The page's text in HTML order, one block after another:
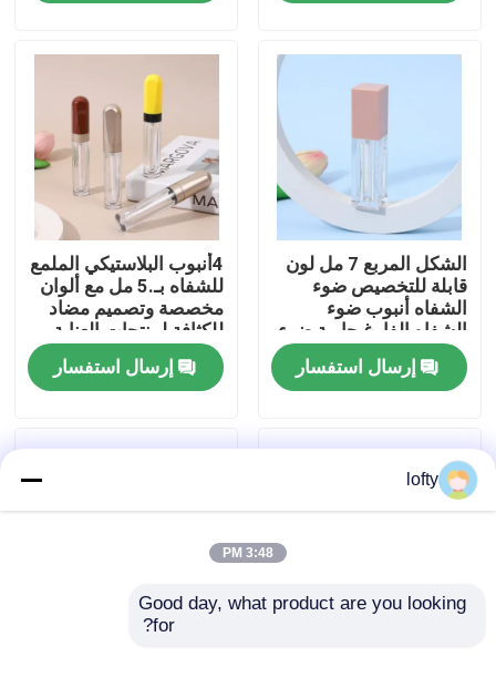
أشرطة فيديو
معلومات عنا
جولة في المعمل
رقابة جودة
اتصل بنا
حالات
الشكل المربع 7 مل لون
قابلة للتخصيص ضوء
الشفاه أنبوب ضوء
الشفاه الفارغ حاوية ضوء
الشفاه للشعر السائل
إرسال استفسار
4أنبوب البلاستيكي الملمع
للشفاه بـ.5 مل مع ألوان
مخصصة وتصميم مضاد
للكثافة لمنتجات العناية
بالشفاه
إرسال استفسار
lofty
3:48 PM
Good day, what product are you looking
for?